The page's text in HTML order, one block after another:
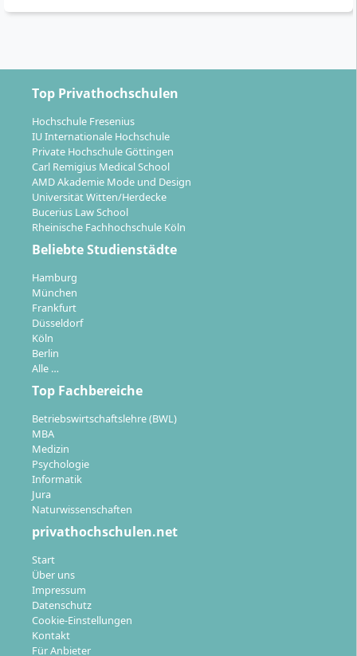
Top Privathochschulen
Hochschule Fresenius
IU Internationale Hochschule
Private Hochschule Göttingen
Carl Remigius Medical School
AMD Akademie Mode und Design
Universität Witten/Herdecke
Bucerius Law School
Rheinische Fachhochschule Köln
Beliebte Studienstädte
Hamburg
München
Frankfurt
Düsseldorf
Köln
Berlin
Alle …
Top Fachbereiche
Betriebswirtschaftslehre (BWL)
MBA
Medizin
Psychologie
Informatik
Jura
Naturwissenschaften
privathochschulen.net
Start
Über uns
Impressum
Datenschutz
Cookie-Einstellungen
Kontakt
Für Anbieter